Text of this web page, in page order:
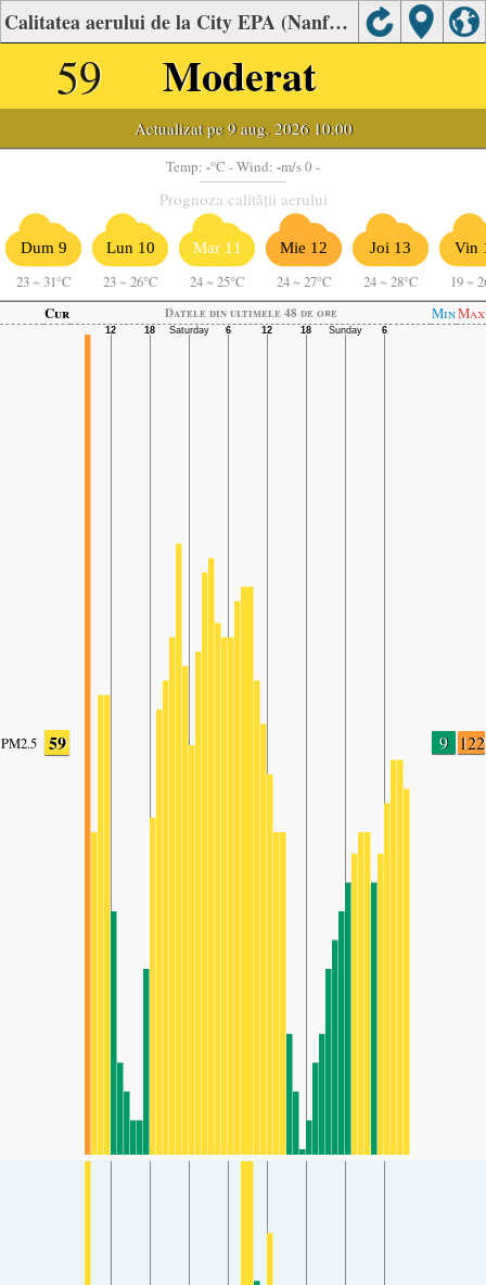
Calitatea aerului de la City EPA (Nanfang), Linyi
59 Moderat
Actualizat pe 9 aug. 2026 10:00
Temp: -°C - Wind: -m/s 0 -
Prognoza calității aerului
Dum 9
23 ~ 31°C
Lun 10
23 ~ 26°C
Mar 11
24 ~ 25°C
Mie 12
24 ~ 27°C
Joi 13
24 ~ 28°C
Vin
19 ~
Cur
Datele din ultimele 48 de ore MinMax
PM2.5 59 9 122